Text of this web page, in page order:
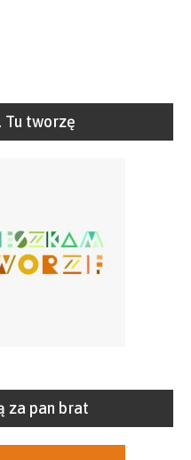
Tu tworzę
za pan brat